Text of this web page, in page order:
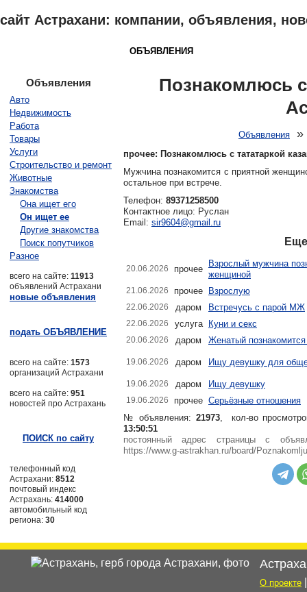
сайт Астрахани: компании, объявления,
ОБЪЯВЛЕНИЯ
Познакомлюсь с
Объявления
прочее: Познакомлюсь с тататаркой
Мужчина познакомится с приятной
остальное при встрече.
Телефон: 89371258500
Контактное лицо: Руслан
Email: sir9604@gmail.ru
20.06.2026 прочее
Взрослый мужчина
женщиной
21.06.2026 прочее Взрослую
22.06.2026 даром Встречусь с парой МЖ
22.06.2026 услуга Куни и секс
20.06.2026 даром Женатый
19.06.2026 даром Ищу девушку для
19.06.2026 даром Ищу девушку
19.06.2026 прочее Серьёзные отношения
№ объявления: 21973, кол-во
13:50:51
постоянный адрес страницы с
https://www.g-astrakhan.ru/board/
Объявления
Авто
Недвижимость
Работа
Товары
Услуги
Строительство и ремонт
Животные
Знакомства
Она ищет его
Он ищет ее
Другие знакомства
Поиск попутчиков
Разное
всего на сайте: 11913
объявлений Астрахани
новые объявления
подать ОБЪЯВЛЕНИЕ
всего на сайте: 1573
организаций Астрахани
всего на сайте: 951
новостей про Астрахань
ПОИСК по сайту
телефонный код
Астрахани: 8512
почтовый индекс
Астрахань: 414000
автомобильный код
региона: 30
О проекте